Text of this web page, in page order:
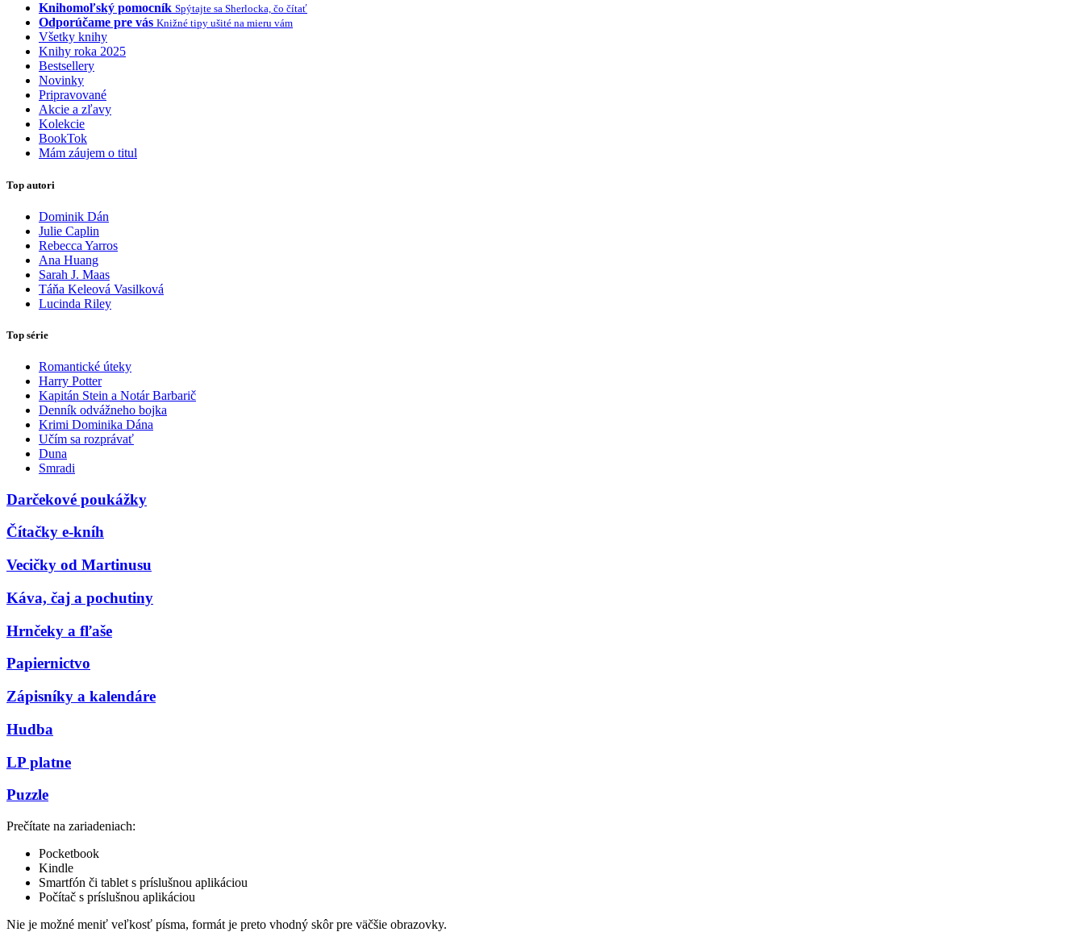
Knihomoľský pomocník Spýtajte sa Sherlocka, čo čítať
Odporúčame pre vás Knižné tipy ušité na mieru vám
Všetky knihy
Knihy roka 2025
Bestsellery
Novinky
Pripravované
Akcie a zľavy
Kolekcie
BookTok
Mám záujem o titul
Top autori
Dominik Dán
Julie Caplin
Rebecca Yarros
Ana Huang
Sarah J. Maas
Táňa Keleová Vasilková
Lucinda Riley
Top série
Romantické úteky
Harry Potter
Kapitán Stein a Notár Barbarič
Denník odvážneho bojka
Krimi Dominika Dána
Učím sa rozprávať
Duna
Smradi
Darčekové poukážky
Čítačky e-kníh
Vecičky od Martinusu
Káva, čaj a pochutiny
Hrnčeky a fľaše
Papiernictvo
Zápisníky a kalendáre
Hudba
LP platne
Puzzle
Prečítate na zariadeniach:
Pocketbook
Kindle
Smartfón či tablet s príslušnou aplikáciou
Počítač s príslušnou aplikáciou
Nie je možné meniť veľkosť písma, formát je preto vhodný skôr pre väčšie obrazovky.